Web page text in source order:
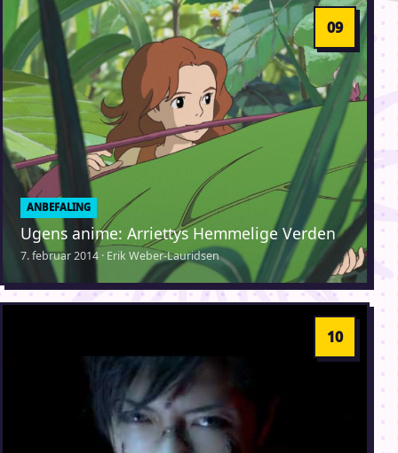
ANBEFALING
Ugens anime: Arriettys Hemmelige Verden
7. februar 2014 · Erik Weber-Lauridsen